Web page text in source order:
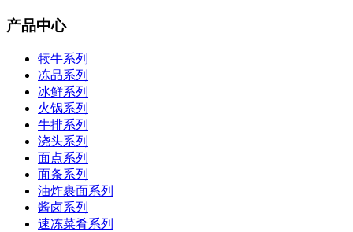
产品中心
犊牛系列
冻品系列
冰鲜系列
火锅系列
牛排系列
浇头系列
面点系列
面条系列
油炸裹面系列
酱卤系列
速冻菜肴系列